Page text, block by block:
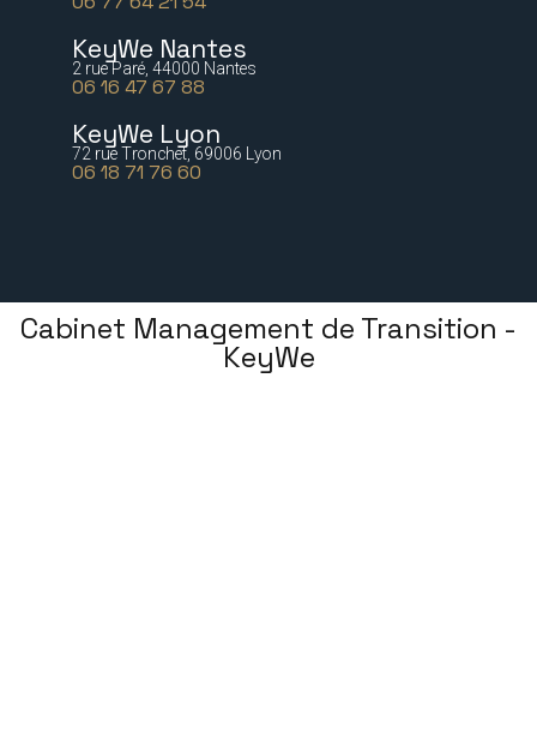
KeyWe Nantes
2 rue Paré, 44000 Nantes
06 16 47 67 88
KeyWe Lyon
72 rue Tronchet, 69006 Lyon
06 18 71 76 60
Cabinet Management de Transition -
KeyWe